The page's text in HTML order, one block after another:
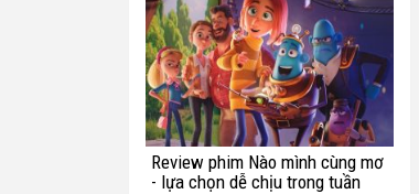
Review phim Nào mình cùng mơ
- lựa chọn dễ chịu trong tuần